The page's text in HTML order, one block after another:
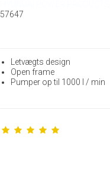
57647
Letvægts design
Open frame
Pumper op til 1000 l / min